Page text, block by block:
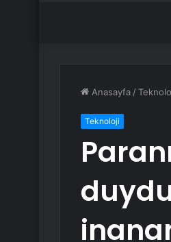
Anasayfa /
Teknoloji